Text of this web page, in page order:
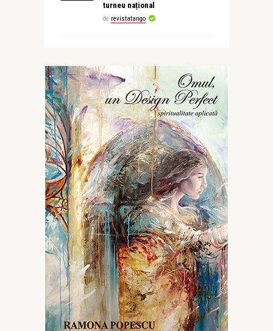
turneu național
de revistatango